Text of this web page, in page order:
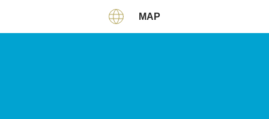
MAP